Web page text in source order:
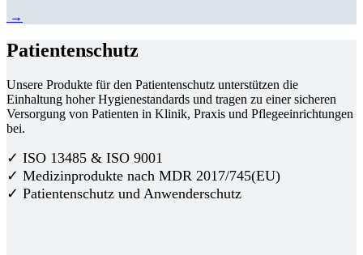
→
Patientenschutz
Unsere Produkte für den Patientenschutz unterstützen die
Einhaltung hoher Hygienestandards und tragen zu einer sicheren
Versorgung von Patienten in Klinik, Praxis und Pflegeeinrichtungen
bei.
✓ ISO 13485 & ISO 9001
✓ Medizinprodukte nach MDR 2017/745(EU)
✓ Patientenschutz und Anwenderschutz